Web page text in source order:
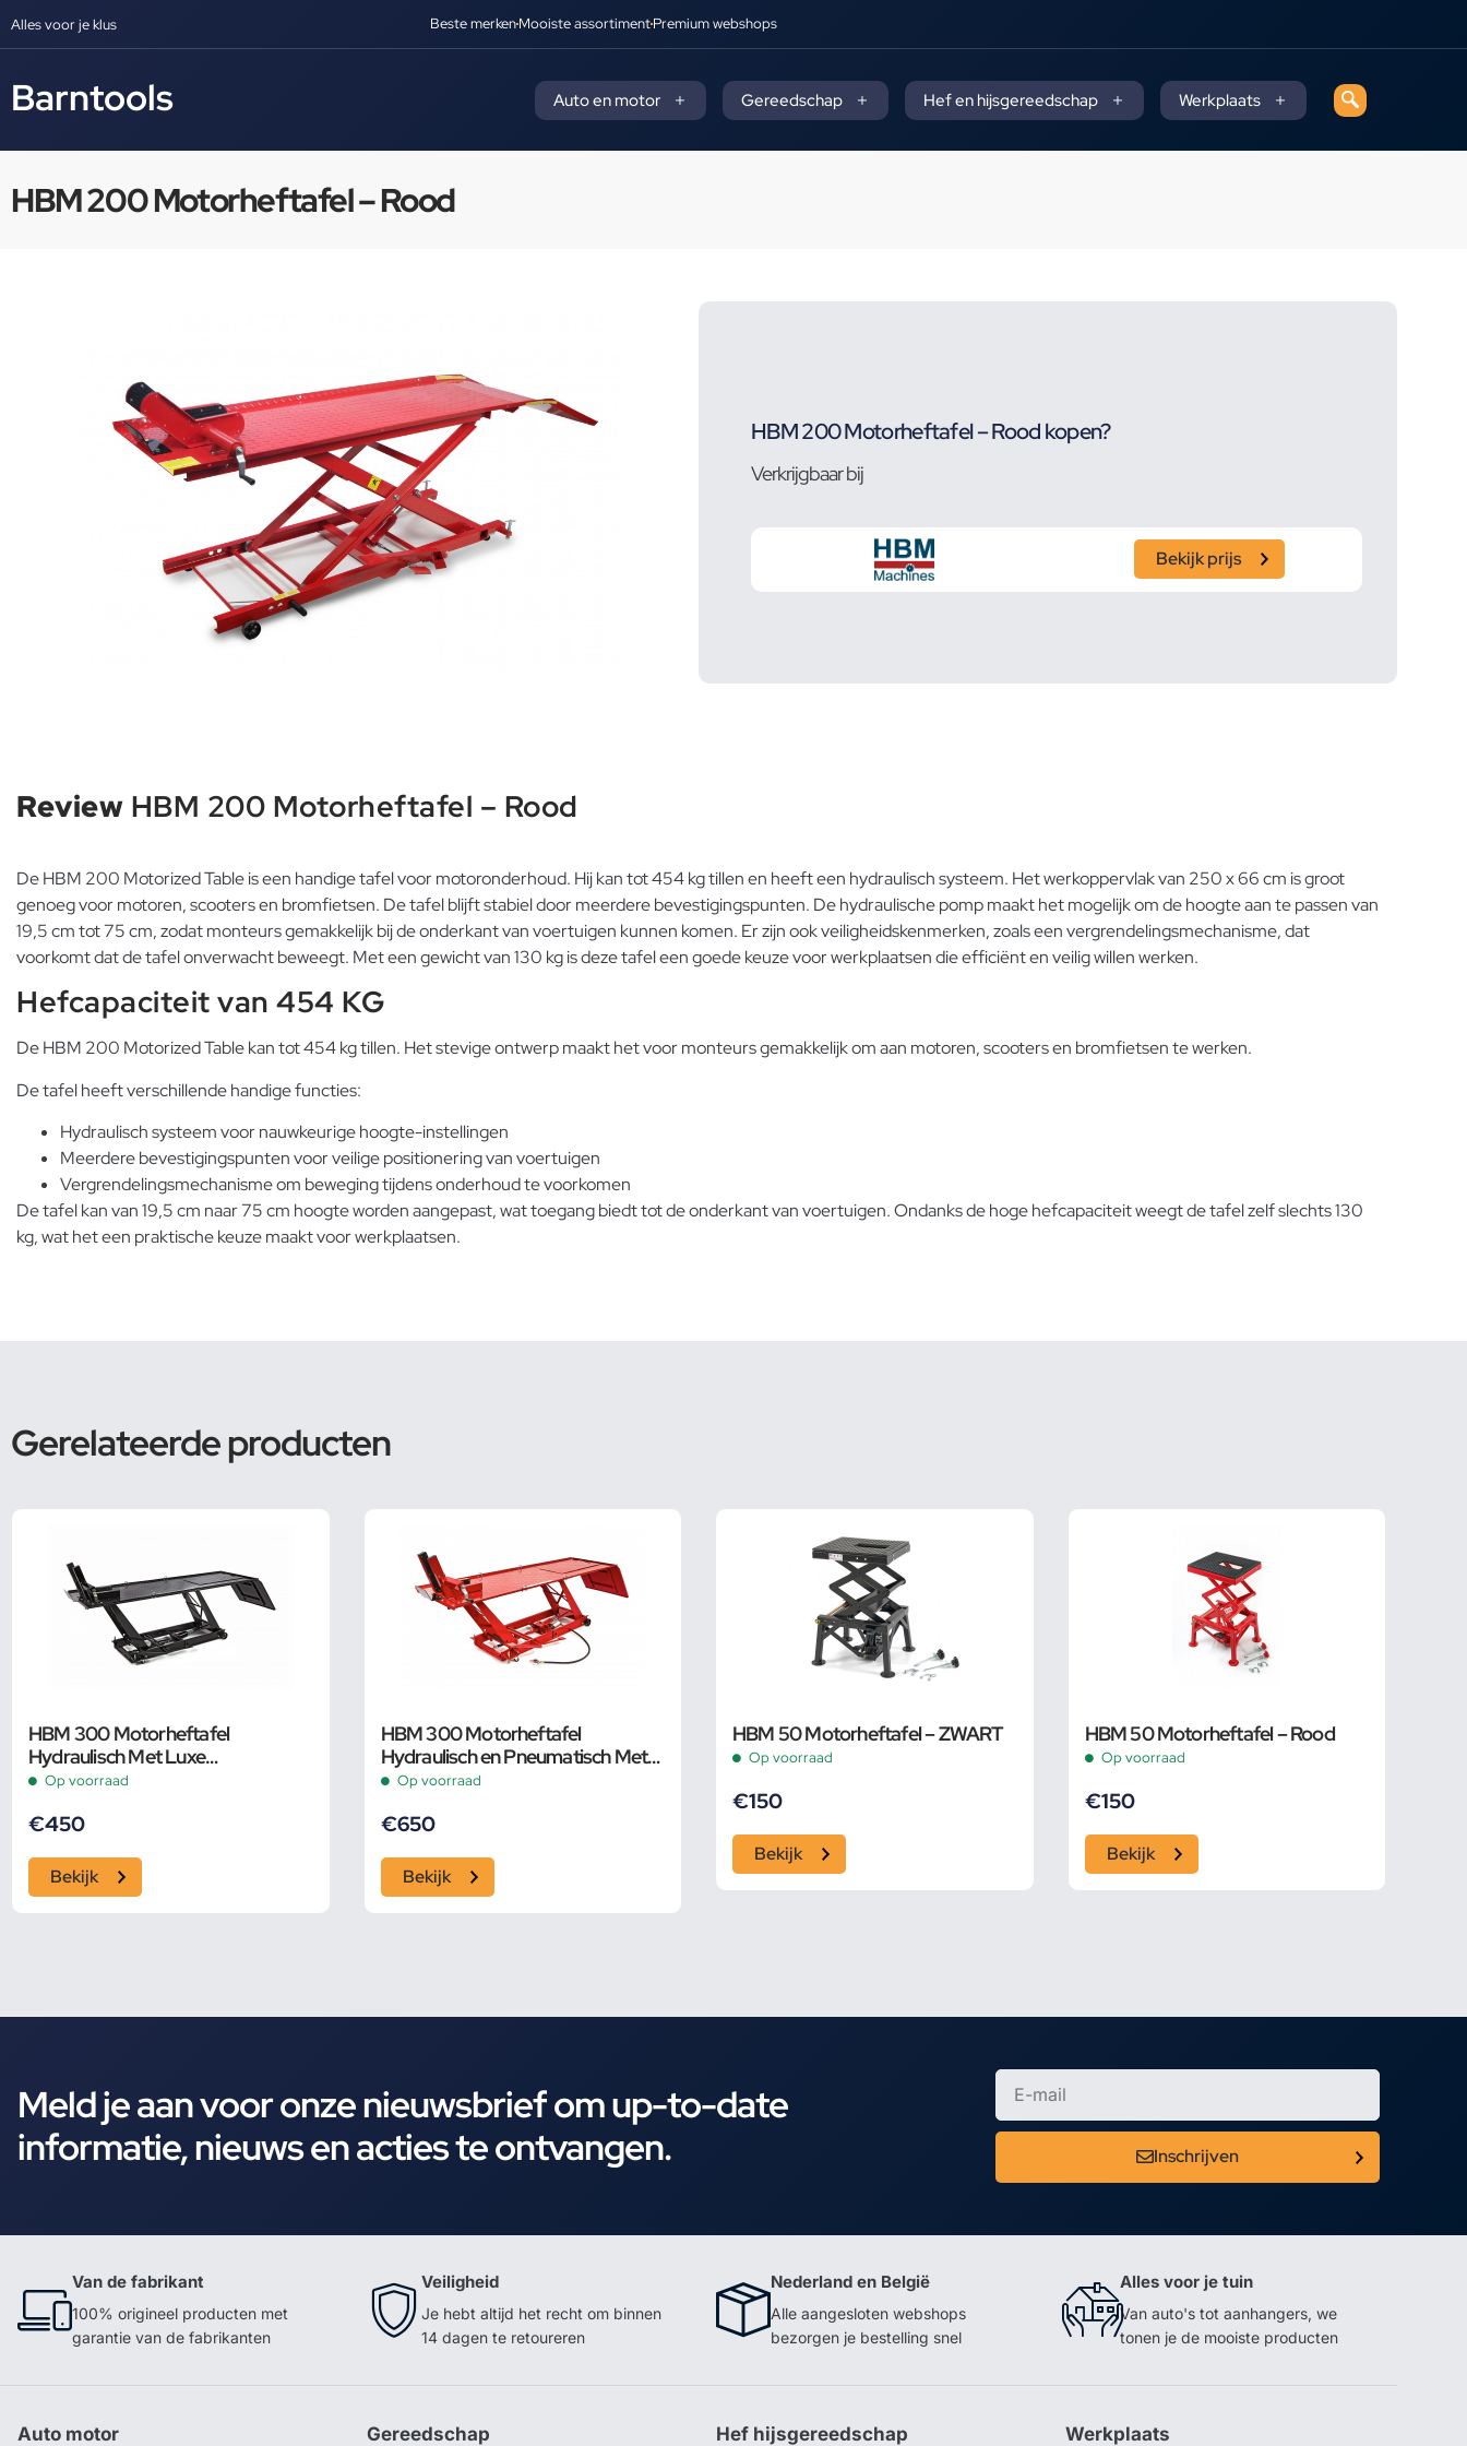
Alles voor je klus Beste merkenMooiste assortimentPremium webshops
Barntools Auto en motor Gereedschap Hef en hijsgereedschap Werkplaats
HBM 200 Motorheftafel – Rood
HBM 200 Motorheftafel – Rood kopen?
Verkrijgbaar bij
Bekijk prijs
Review HBM 200 Motorheftafel – Rood
De HBM 200 Motorized Table is een handige tafel voor motoronderhoud. Hij kan tot 454 kg tillen en heeft een hydraulisch systeem. Het werkoppervlak van 250 x 66 cm is groot
genoeg voor motoren, scooters en bromfietsen. De tafel blijft stabiel door meerdere bevestigingspunten. De hydraulische pomp maakt het mogelijk om de hoogte aan te passen van
19,5 cm tot 75 cm, zodat monteurs gemakkelijk bij de onderkant van voertuigen kunnen komen. Er zijn ook veiligheidskenmerken, zoals een vergrendelingsmechanisme, dat
voorkomt dat de tafel onverwacht beweegt. Met een gewicht van 130 kg is deze tafel een goede keuze voor werkplaatsen die efficiënt en veilig willen werken.
Hefcapaciteit van 454 KG
De HBM 200 Motorized Table kan tot 454 kg tillen. Het stevige ontwerp maakt het voor monteurs gemakkelijk om aan motoren, scooters en bromfietsen te werken.
De tafel heeft verschillende handige functies:
Hydraulisch systeem voor nauwkeurige hoogte-instellingen
Meerdere bevestigingspunten voor veilige positionering van voertuigen
Vergrendelingsmechanisme om beweging tijdens onderhoud te voorkomen
De tafel kan van 19,5 cm naar 75 cm hoogte worden aangepast, wat toegang biedt tot de onderkant van voertuigen. Ondanks de hoge hefcapaciteit weegt de tafel zelf slechts 130
kg, wat het een praktische keuze maakt voor werkplaatsen.
Gerelateerde producten
HBM 300 Motorheftafel
Hydraulisch Met Luxe
voorwielklem – ZWART
Op voorraad
€450
Bekijk
HBM 300 Motorheftafel
Hydraulisch en Pneumatisch Met
Luxe voorwielklem, Rood
Op voorraad
€650
Bekijk
HBM 50 Motorheftafel – ZWART
Op voorraad
€150
Bekijk
HBM 50 Motorheftafel – Rood
Op voorraad
€150
Bekijk
Meld je aan voor onze nieuwsbrief om up-to-date
informatie, nieuws en acties te ontvangen.
Inschrijven
Van de fabrikant
100% origineel producten met
garantie van de fabrikanten
Veiligheid
Je hebt altijd het recht om binnen
14 dagen te retoureren
Nederland en België
Alle aangesloten webshops
bezorgen je bestelling snel
Alles voor je tuin
Van auto's tot aanhangers, we
tonen je de mooiste producten
Auto motor Gereedschap Hef hijsgereedschap Werkplaats